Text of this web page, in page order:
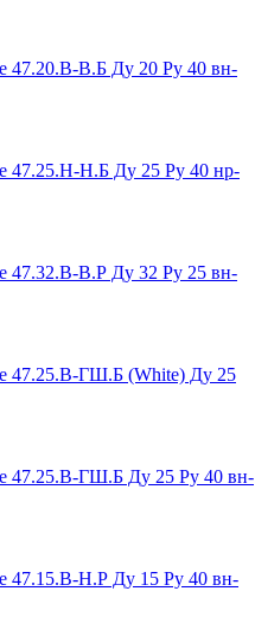
47.20.B-B.Б Ду 20 Ру 40 вн-
47.25.Н-Н.Б Ду 25 Ру 40 нр-
47.32.B-B.Р Ду 32 Ру 25 вн-
47.25.В-ГШ.Б (White) Ду 25
47.25.В-ГШ.Б Ду 25 Ру 40 вн-
47.15.B-Н.Р Ду 15 Ру 40 вн-